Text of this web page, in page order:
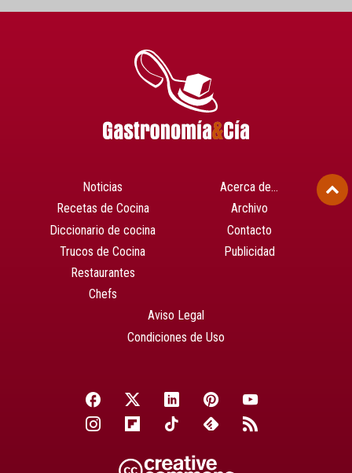
Noticias
Recetas de Cocina
Diccionario de cocina
Trucos de Cocina
Restaurantes
Chefs
Acerca de…
Archivo
Contacto
Publicidad
Aviso Legal
Condiciones de Uso